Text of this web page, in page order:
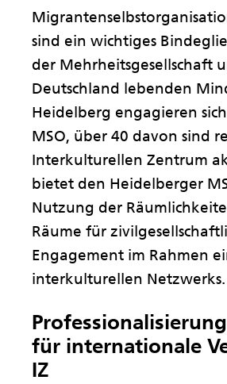
sind ein wichtiges
der Mehrheitsgesellschaft
Deutschland lebenden
Heidelberg engagieren
MSO, über 40 davon sind
Interkulturellen Zentrum
bietet den Heidelberger
Nutzung der
Räume für
Engagement im Rahmen
interkulturellen Netzwerks.
für internationale
IZ